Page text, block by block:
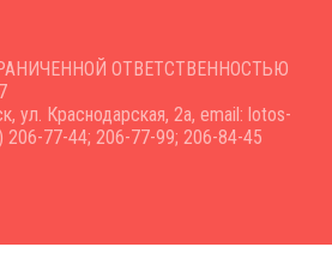
ОТВЕТСТВЕННОСТЬЮ
ул. Краснодарская, 2а, email: lotos-
206-77-44; 206-77-99; 206-84-45